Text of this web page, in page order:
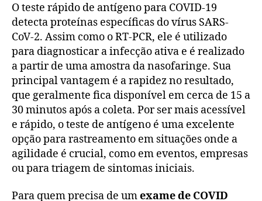
O teste rápido de antígeno para COVID-19
detecta proteínas específicas do vírus SARS-
CoV-2. Assim como o RT-PCR, ele é utilizado
para diagnosticar a infecção ativa e é realizado
a partir de uma amostra da nasofaringe. Sua
principal vantagem é a rapidez no resultado,
que geralmente fica disponível em cerca de 15 a
30 minutos após a coleta. Por ser mais acessível
e rápido, o teste de antígeno é uma excelente
opção para rastreamento em situações onde a
agilidade é crucial, como em eventos, empresas
ou para triagem de sintomas iniciais.
Para quem precisa de umexame de COVID